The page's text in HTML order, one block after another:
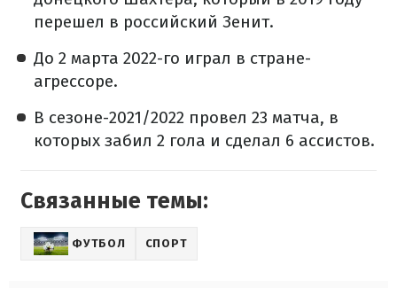
перешел в российский Зенит.
До 2 марта 2022-го играл в стране-
агрессоре.
В сезоне-2021/2022 провел 23 матча, в
которых забил 2 гола и сделал 6 ассистов.
Связанные темы:
ФУТБОЛ СПОРТ